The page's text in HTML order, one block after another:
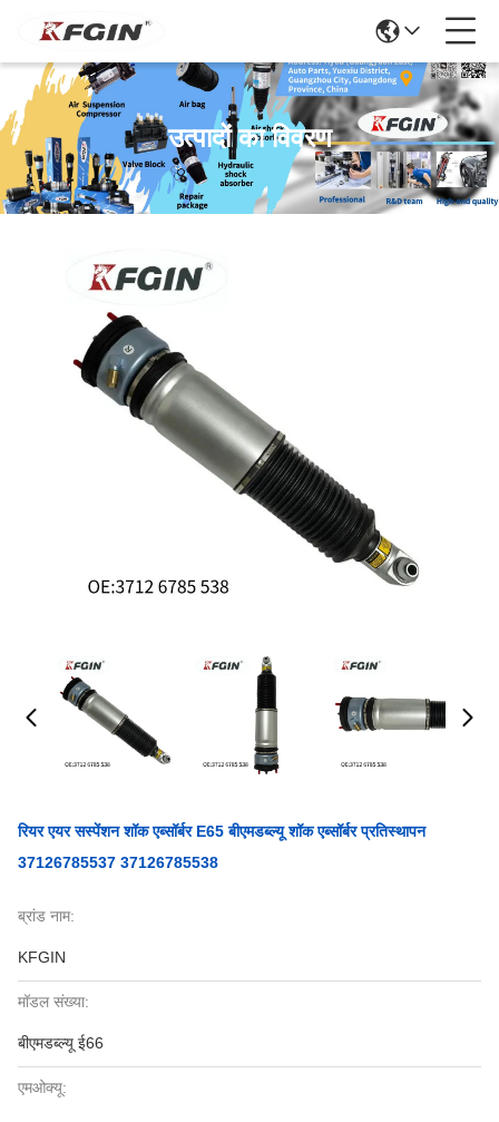
उत्पादों का विवरण
रियर एयर सस्पेंशन शॉक एब्सॉर्बर E65 बीएमडब्ल्यू शॉक एब्सॉर्बर प्रतिस्थापन
37126785537 37126785538
ब्रांड नाम:
KFGIN
मॉडल संख्या:
बीएमडब्ल्यू ई66
एमओक्यू: